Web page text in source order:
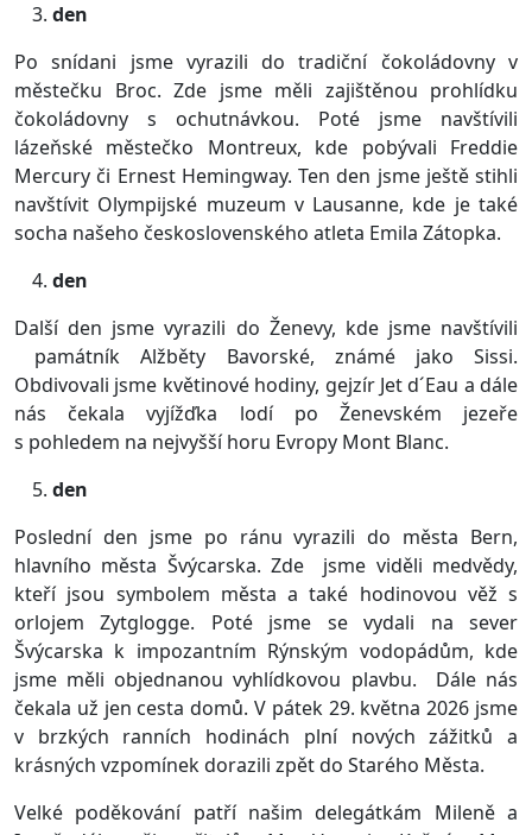
den
Po snídani jsme vyrazili do tradiční čokoládovny v
městečku Broc. Zde jsme měli zajištěnou prohlídku
čokoládovny s ochutnávkou. Poté jsme navštívili
lázeňské městečko Montreux, kde pobývali Freddie
Mercury či Ernest Hemingway. Ten den jsme ještě stihli
navštívit Olympijské muzeum v Lausanne, kde je také
socha našeho československého atleta Emila Zátopka.
den
Další den jsme vyrazili do Ženevy, kde jsme navštívili
památník Alžběty Bavorské, známé jako Sissi.
Obdivovali jsme květinové hodiny, gejzír Jet d´Eau a dále
nás čekala vyjížďka lodí po Ženevském jezeře
s pohledem na nejvyšší horu Evropy Mont Blanc.
den
Poslední den jsme po ránu vyrazili do města Bern,
hlavního města Švýcarska. Zde jsme viděli medvědy,
kteří jsou symbolem města a také hodinovou věž s
orlojem Zytglogge. Poté jsme se vydali na sever
Švýcarska k impozantním Rýnským vodopádům, kde
jsme měli objednanou vyhlídkovou plavbu. Dále nás
čekala už jen cesta domů. V pátek 29. května 2026 jsme
v brzkých ranních hodinách plní nových zážitků a
krásných vzpomínek dorazili zpět do Starého Města.
Velké poděkování patří našim delegátkám Mileně a